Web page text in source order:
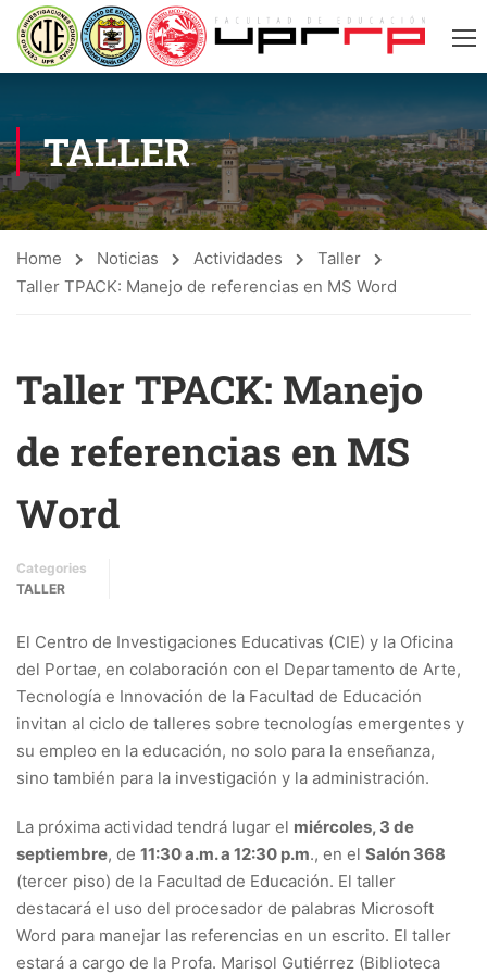
TALLER
Home Noticias Actividades
Taller
Taller TPACK: Manejo de referencias en MS Word
Taller TPACK: Manejo
de referencias en MS
Word
Categories
TALLER
El Centro de Investigaciones Educativas (CIE) y la Oficina
del Portae, en colaboración con el Departamento de Arte,
Tecnología e Innovación de la Facultad de Educación
invitan al ciclo de talleres sobre tecnologías emergentes y
su empleo en la educación, no solo para la enseñanza,
sino también para la investigación y la administración.
La próxima actividad tendrá lugar el miércoles, 3 de
septiembre, de 11:30 a.m. a 12:30 p.m., en el Salón 368
(tercer piso) de la Facultad de Educación. El taller
destacará el uso del procesador de palabras Microsoft
Word para manejar las referencias en un escrito. El taller
estará a cargo de la Profa. Marisol Gutiérrez (Biblioteca